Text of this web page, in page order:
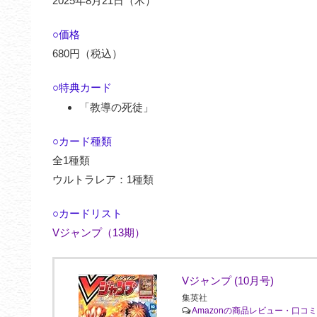
○価格
680円（税込）
○特典カード
「教導の死徒」
○カード種類
全1種類
ウルトラレア：1種類
○カードリスト
Vジャンプ（13期）
Vジャンプ (10月号)
集英社
Amazonの商品レビュー・口コ